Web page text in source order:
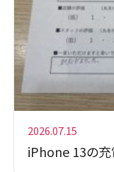
2026.07.15
iPhone 13の充